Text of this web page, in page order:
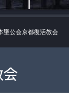
聖公会京都復活教会